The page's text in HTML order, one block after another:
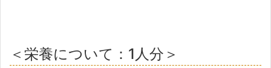
＜栄養について：1人分＞